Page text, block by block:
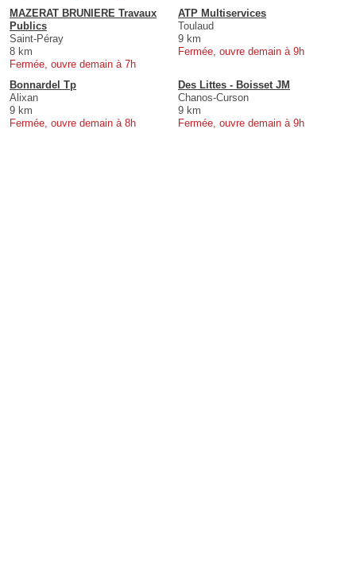
MAZERAT BRUNIERE Travaux
Publics
Saint-Péray
8 km
Fermée, ouvre demain à 7h
ATP Multiservices
Toulaud
9 km
Fermée, ouvre demain à 9h
Bonnardel Tp
Alixan
9 km
Fermée, ouvre demain à 8h
Des Littes - Boisset JM
Chanos-Curson
9 km
Fermée, ouvre demain à 9h